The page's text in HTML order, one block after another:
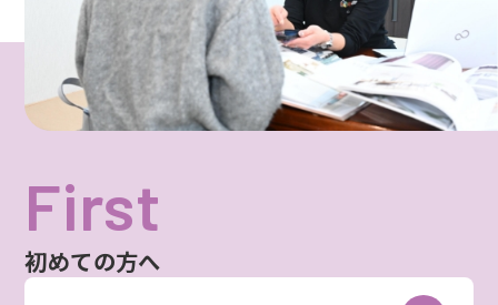
First
初めての方へ